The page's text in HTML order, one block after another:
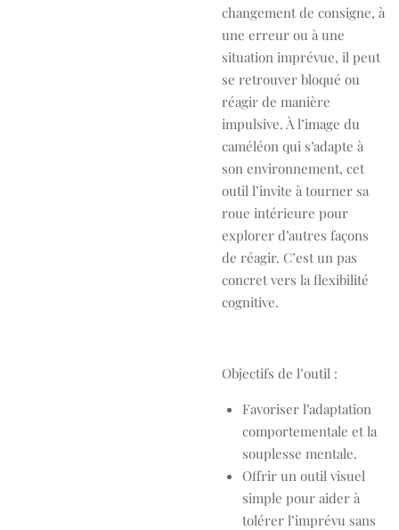
changement de consigne, à
une erreur ou à une
situation imprévue, il peut
se retrouver bloqué ou
réagir de manière
impulsive. À l’image du
caméléon qui s’adapte à
son environnement, cet
outil l’invite à tourner sa
roue intérieure pour
explorer d’autres façons
de réagir. C’est un pas
concret vers la flexibilité
cognitive.
Objectifs de l’outil :
Favoriser l’adaptation
comportementale et la
souplesse mentale.
Offrir un outil visuel
simple pour aider à
tolérer l’imprévu sans